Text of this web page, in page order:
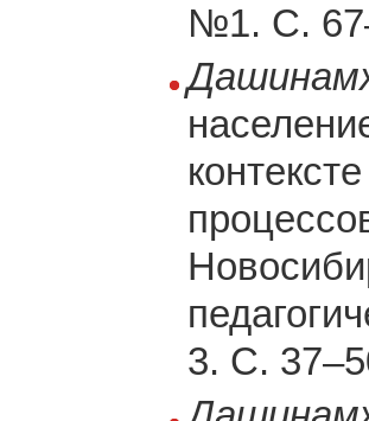
№1. С.
3. С.